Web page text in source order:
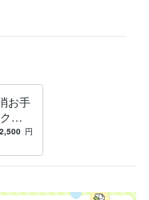
コールセンター管理・運
経験年数 : 4年
タ入力
お手
ス
むの
2,500 円